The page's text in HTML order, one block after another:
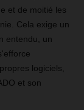
et de moitié les
Cela exige un
entendu, un
logiciels,
et son